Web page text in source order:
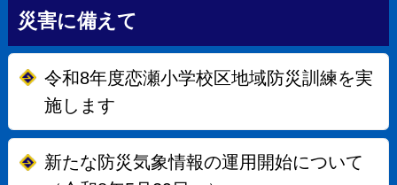
災害に備えて
令和8年度恋瀬小学校区地域防災訓練を実
施します
新たな防災気象情報の運用開始について